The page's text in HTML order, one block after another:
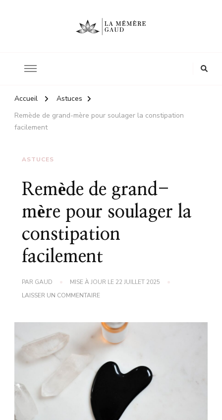
Accueil
Astuces
Remède de grand-mère pour soulager la constipation
facilement
ASTUCES
Remède de grand-
mère pour soulager la
constipation
facilement
PAR GAUD MISE À JOUR LE 22 JUILLET 2025
LAISSER UN COMMENTAIRESUR
GRAND-
MÈRE
POUR
SOULAGER
CONSTIPATION
FACILEMENT